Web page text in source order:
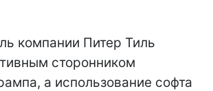
компании Питер Тиль
сторонником
а использование софта